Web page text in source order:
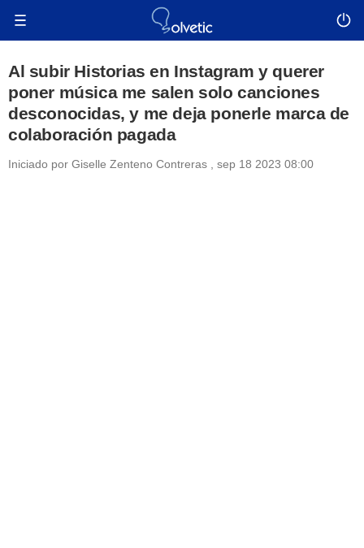
Al subir Historias en Instagram y querer
poner música me salen solo canciones
desconocidas, y me deja ponerle marca de
colaboración pagada
Iniciado por Giselle Zenteno Contreras sep 18 2023 08:00